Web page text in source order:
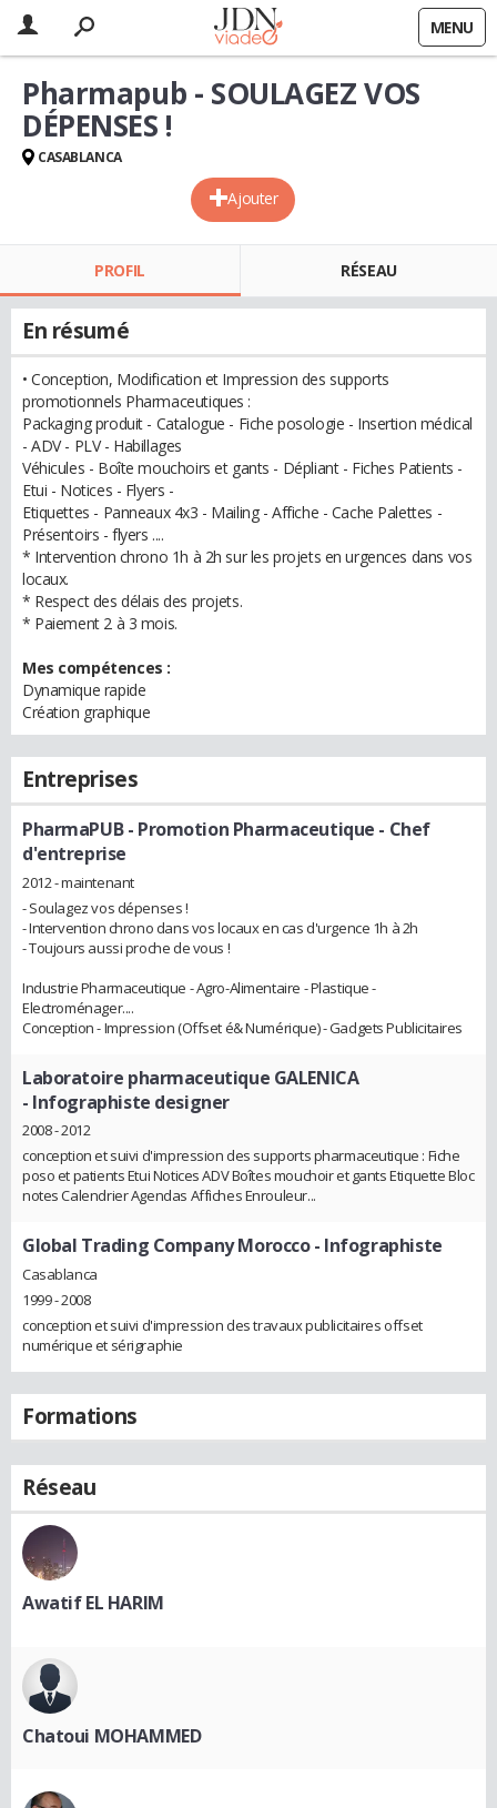
MENU
Ajouter
Pharmapub - SOULAGEZ VOS
DÉPENSES !
CASABLANCA
PROFIL RÉSEAU
En résumé
• Conception, Modification et Impression des supports
promotionnels Pharmaceutiques :
Packaging produit - Catalogue - Fiche posologie - Insertion médical
- ADV - PLV - Habillages
Véhicules - Boîte mouchoirs et gants - Dépliant - Fiches Patients -
Etui - Notices - Flyers -
Etiquettes - Panneaux 4x3 - Mailing - Affiche - Cache Palettes -
Présentoirs - flyers ....
* Intervention chrono 1h à 2h sur les projets en urgences dans vos
locaux.
* Respect des délais des projets.
* Paiement 2 à 3 mois.
Mes compétences :
Dynamique rapide
Création graphique
Entreprises
PharmaPUB - Promotion Pharmaceutique - Chef
d'entreprise
2012 - maintenant
- Soulagez vos dépenses !
- Intervention chrono dans vos locaux en cas d'urgence 1h à 2h
- Toujours aussi proche de vous !
Industrie Pharmaceutique - Agro-Alimentaire - Plastique -
Electroménager....
Conception - Impression (Offset é& Numérique) - Gadgets Publicitaires
Laboratoire pharmaceutique GALENICA
- Infographiste designer
2008 - 2012
conception et suivi d'impression des supports pharmaceutique : Fiche
poso et patients Etui Notices ADV Boîtes mouchoir et gants Etiquette Bloc
notes Calendrier Agendas Affiches Enrouleur...
Global Trading Company Morocco- Infographiste
Casablanca
1999 - 2008
conception et suivi d'impression des travaux publicitaires offset
numérique et sérigraphie
Formations
Réseau
Awatif EL HARIM
Chatoui MOHAMMED